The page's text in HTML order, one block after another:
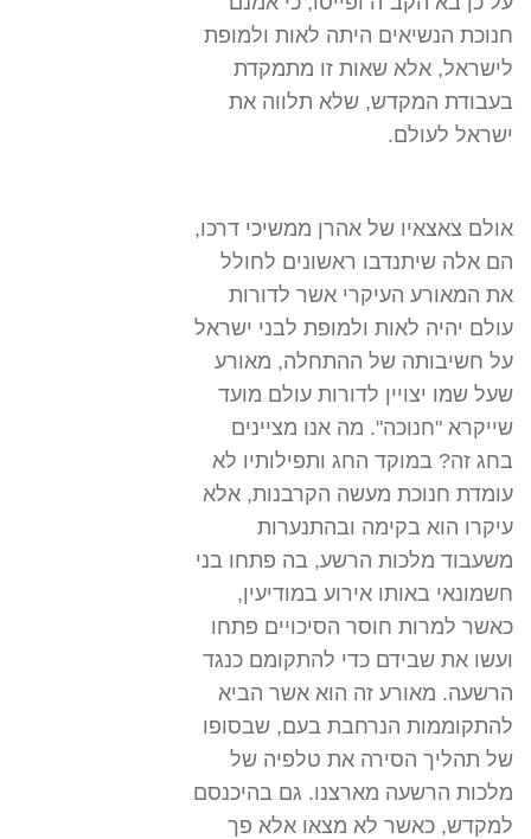
חנוכת הנשיאים היתה לאות ולמופת
לישראל, אלא שאות זו מתמקדת
בעבודת המקדש, שלא תלווה את
ישראל לעולם.
אולם צאצאיו של אהרן ממשיכי דרכו,
הם אלה שיתנדבו ראשונים לחולל
את המאורע העיקרי אשר לדורות
עולם יהיה לאות ולמופת לבני ישראל
על חשיבותה של ההתחלה, מאורע
שעל שמו יצויין לדורות עולם מועד
שייקרא "חנוכה". מה אנו מציינים
בחג זה? במוקד החג ותפילותיו לא
עומדת חנוכת מעשה הקרבנות, אלא
עיקרו הוא בקימה ובהתנערות
משעבוד מלכות הרשע, בה פתחו בני
חשמונאי באותו אירוע במודיעין,
כאשר למרות חוסר הסיכויים פתחו
ועשו את שבידם כדי להתקומם כנגד
הרשעה. מאורע זה הוא אשר הביא
להתקוממות הנרחבת בעם, שבסופו
של תהליך הסירה את טלפיה של
מלכות הרשעה מארצנו. גם בהיכנסם
למקדש, כאשר לא מצאו אלא פך